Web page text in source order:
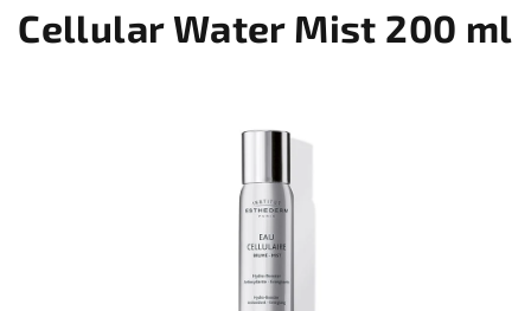
košík
Cellular Water Mist 200 ml